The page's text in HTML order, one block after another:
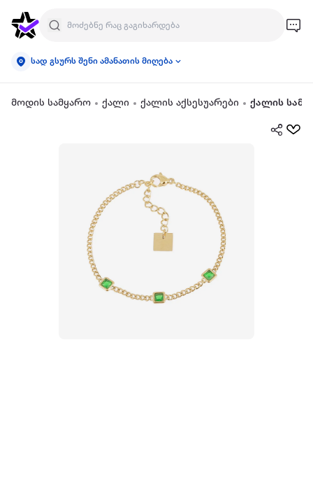
სად გსურს შენი ამანათის მიღება
მოდის სამყარო ქალი ქალის აქსესუარები ქალის